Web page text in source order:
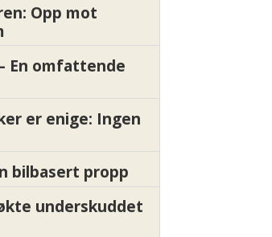
Opp mot
En omfattende
er enige: Ingen
bilbasert propp
underskuddet